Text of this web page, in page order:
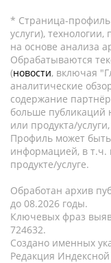
* Страница-
услуги),
на основе анализа
Обрабатываются
(новости, включая
аналитические
содержание
больше публикаций
или продукта/
Профиль может
информацией, в т.ч.
продукте/услуге.
Обработан архив
до 08.2026 годы.
Ключевых фраз
724632.
Создано именных
Редакция